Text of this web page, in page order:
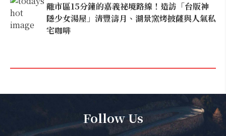
離市區15分鐘的嘉義祕境路線！造訪「台版神
隱少女湯屋」清豐濤月、湖景窯烤披薩與人氣私
宅咖啡
Follow Us